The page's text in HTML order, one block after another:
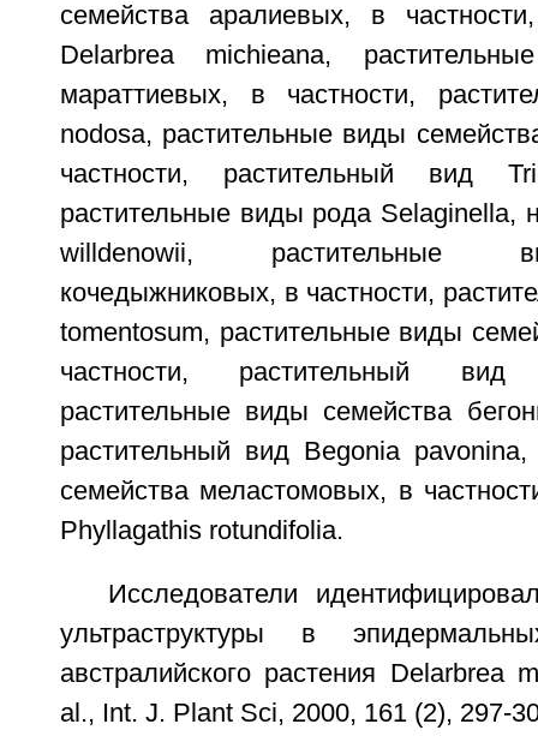
семейства аралиевых, в
Delarbrea michieana,
мараттиевых, в частности,
nodosa, растительные виды
частности, растительный вид
растительные виды рода Selaginella,
willdenowii, растительные
кочедыжниковых, в частности,
tomentosum, растительные виды
частности, растительный
растительные виды семейства
растительный вид Begonia
семейства меластомовых, в
Phyllagathis rotundifolia.
Исследователи
ультраструктуры в
австралийского растения Delarbrea
al., Int. J. Plant Sci, 2000, 161 (2), 297-